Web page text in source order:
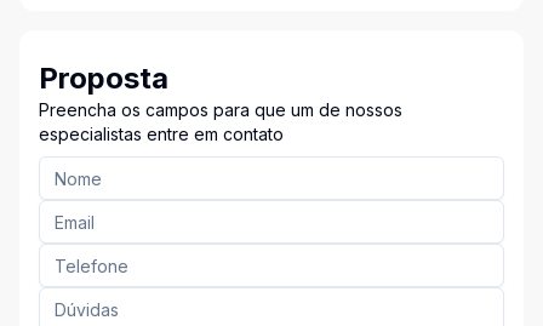
Proposta
Preencha os campos para que um de nossos
especialistas entre em contato